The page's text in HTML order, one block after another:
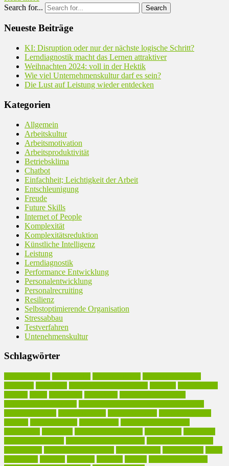
Search for...
Neueste Beiträge
KI: Disruption oder nur der nächste logische Schritt?
Lerndiagnostik macht das Lernen attraktiver
Weihnachten 2024: voll in der Hektik
Wie viel Unternehmenskultur darf es sein?
Die Lust auf Leistung wieder entdecken
Kategorien
Allgemein
Arbeitskultur
Arbeitsmotivation
Arbeitsproduktivität
Betriebsklima
Chatbot
Einfachheit; Leichtigkeit der Arbeit
Entschleunigung
Freude
Future Skills
Internet of People
Komplexität
Komplexitätsreduktion
Künstliche Intelligenz
Leistung
Lerndiagnostik
Performance Entwicklung
Personalentwicklung
Personalrecruiting
Resilienz
Selbstoptimierende Organisation
Stressabbau
Testverfahren
Untenehmenskultur
Schlagwörter